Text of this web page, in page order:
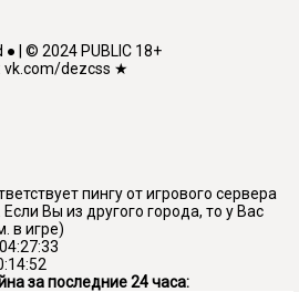
● | © 2024 PUBLIC 18+
vk.com/dezcss ★
пингу от игрового сервера
Вы из другого города, то у Вас
в игре)
за последние 24 часа: